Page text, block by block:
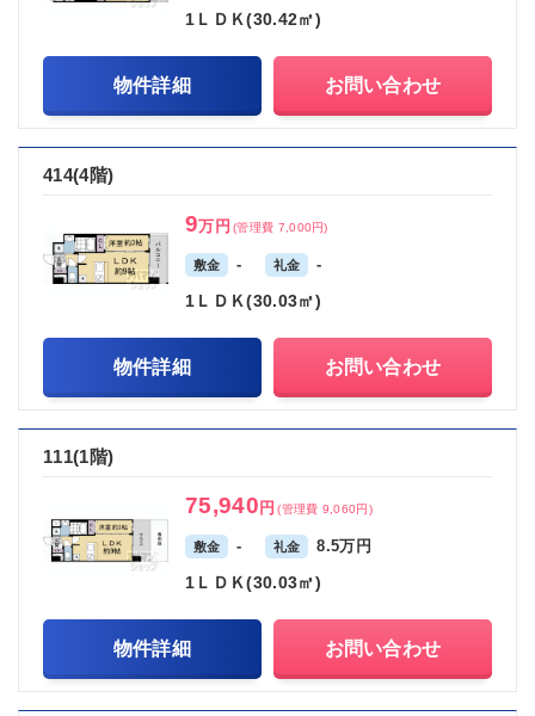
1ＬＤＫ(30.42㎡)
物件詳細 お問い合わせ
414(4階)
9万円 (管理費 7,000円)
敷金 - 礼金 -
1ＬＤＫ(30.03㎡)
物件詳細 お問い合わせ
111(1階)
75,940 円 (管理費 9,060円)
敷金 - 礼金 8.5万円
1ＬＤＫ(30.03㎡)
物件詳細 お問い合わせ